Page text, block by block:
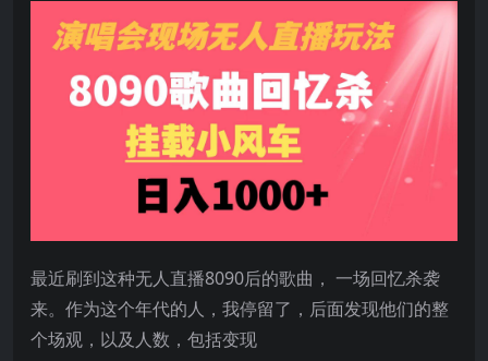
最近刷到这种无人直播8090后的歌曲， 一场回忆杀袭
来。作为这个年代的人，我停留了，后面发现他们的整
个场观，以及人数，包括变现